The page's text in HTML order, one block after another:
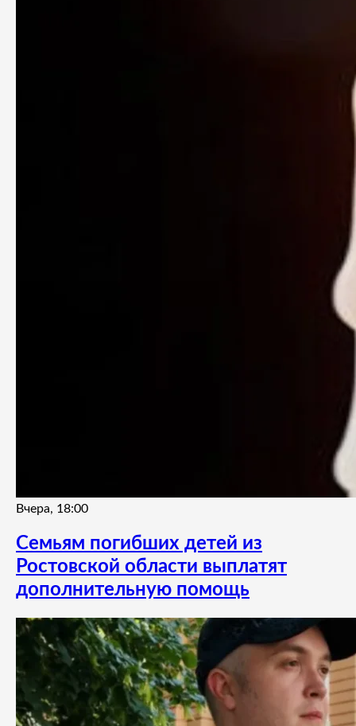
Вчера, 18:00
Семьям погибших детей из
Ростовской области выплатят
дополнительную помощь